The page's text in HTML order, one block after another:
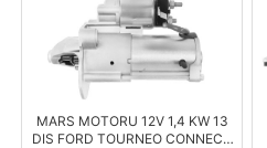
MARS MOTORU 12V 1,4 KW 13
DIS FORD TOURNEO CONNECT